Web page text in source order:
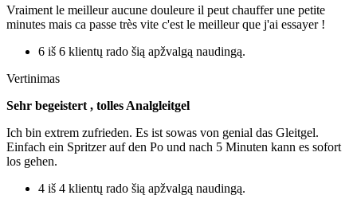
Vraiment le meilleur aucune douleure il peut chauffer une petite
minutes mais ca passe très vite c'est le meilleur que j'ai essayer !
6 iš 6 klientų rado šią apžvalgą naudingą.
Vertinimas
Sehr begeistert , tolles Analgleitgel
Ich bin extrem zufrieden. Es ist sowas von genial das Gleitgel.
Einfach ein Spritzer auf den Po und nach 5 Minuten kann es sofort
los gehen.
4 iš 4 klientų rado šią apžvalgą naudingą.